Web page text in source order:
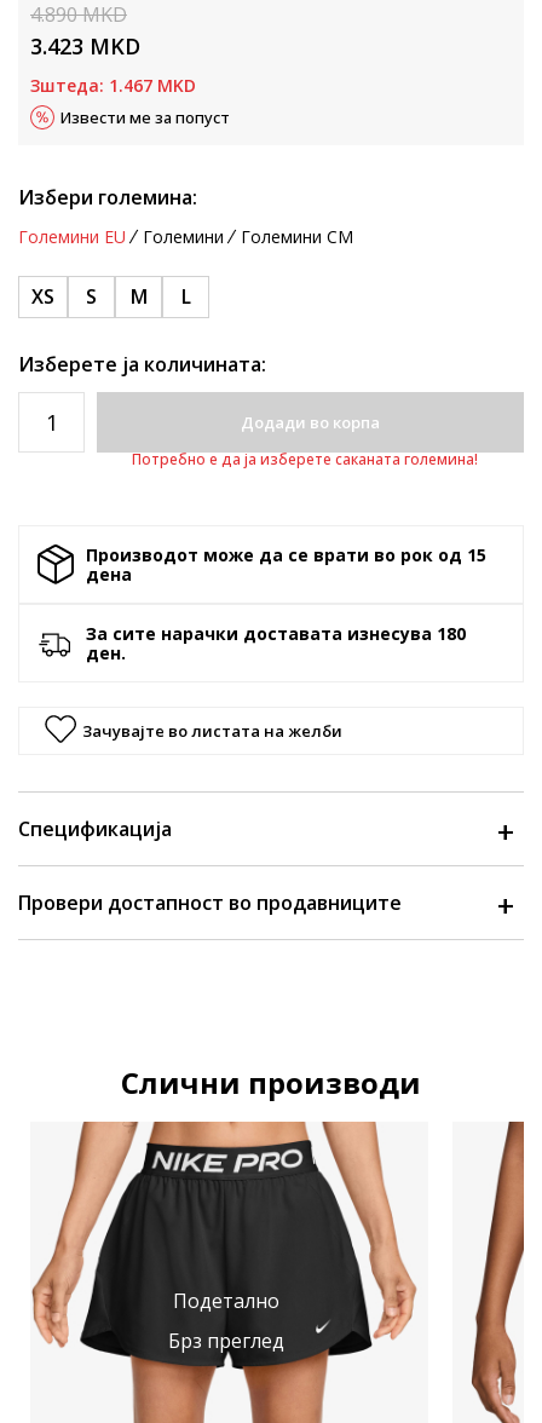
4.890MKD
3.423 MKD
Зштеда: 1.467 MKD
Извести ме за попуст
Избери големина:
Големини EU Големини Големини CM
XS S M L
Изберете ја количината:
Додади во корпа
Потребно е да ја изберете саканата големина!
Производот може да се врати во рок од 15
денa
За сите нарачки доставата изнесува 180
ден.
Зачувајте во листата на желби
Спецификација
Провери достапност во продавниците
Слични производи
Подетално
Брз преглед